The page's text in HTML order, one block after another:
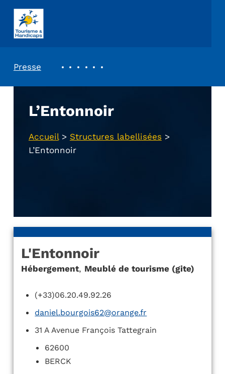
ASSOCIATION TOURISME ET HANDICAPS
Presse
L’Entonnoir
Accueil> Structures labellisées >
L’Entonnoir
L'Entonnoir
Hébergement, Meublé de tourisme (gite)
(+33)06.20.49.92.26
daniel.bourgois62@orange.fr
31 A Avenue François Tattegrain
62600
BERCK